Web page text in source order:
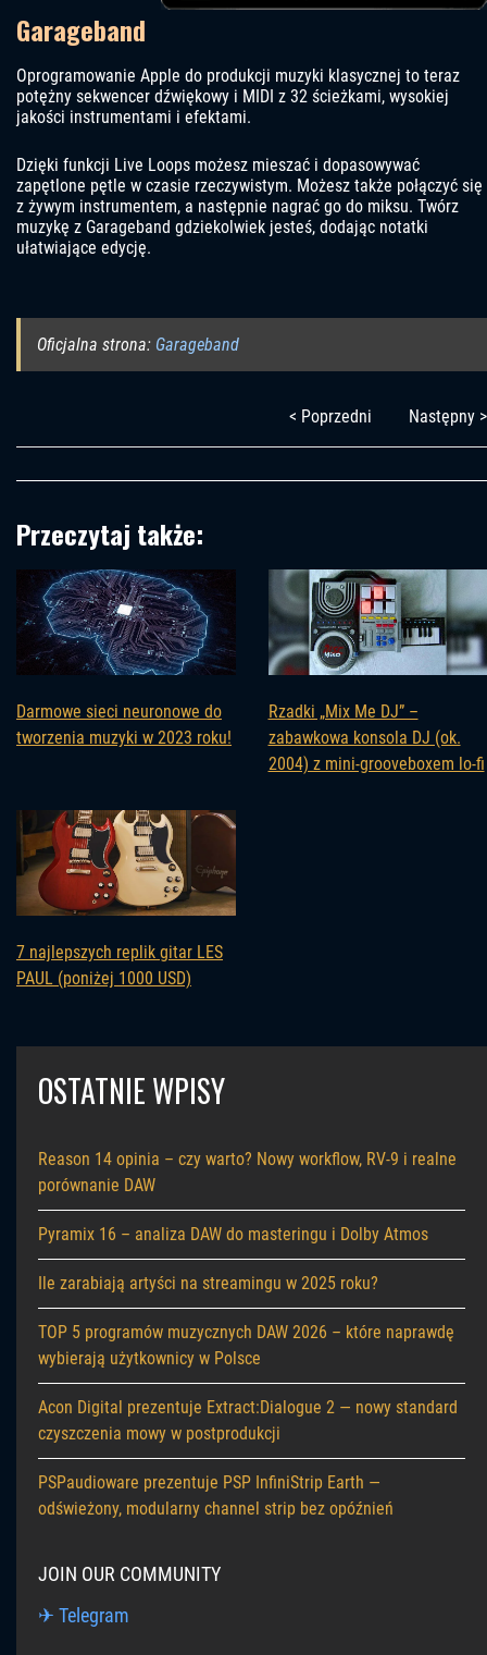
Garageband
Oprogramowanie Apple do produkcji muzyki klasycznej to teraz
potężny sekwencer dźwiękowy i MIDI z 32 ścieżkami, wysokiej
jakości instrumentami i efektami.
Dzięki funkcji Live Loops możesz mieszać i dopasowywać
zapętlone pętle w czasie rzeczywistym. Możesz także połączyć się
z żywym instrumentem, a następnie nagrać go do miksu. Twórz
muzykę z Garageband gdziekolwiek jesteś, dodając notatki
ułatwiające edycję.
Oficjalna strona: Garageband
< Poprzedni Następny >
Przeczytaj także:
Darmowe sieci neuronowe do
tworzenia muzyki w 2023 roku!
Rzadki „Mix Me DJ” –
zabawkowa konsola DJ (ok.
2004) z mini-grooveboxem lo-fi
7 najlepszych replik gitar LES
PAUL (poniżej 1000 USD)
OSTATNIE WPISY
Reason 14 opinia – czy warto? Nowy workflow, RV-9 i realne
porównanie DAW
Pyramix 16 – analiza DAW do masteringu i Dolby Atmos
Ile zarabiają artyści na streamingu w 2025 roku?
TOP 5 programów muzycznych DAW 2026 – które naprawdę
wybierają użytkownicy w Polsce
Acon Digital prezentuje Extract:Dialogue 2 — nowy standard
czyszczenia mowy w postprodukcji
PSPaudioware prezentuje PSP InfiniStrip Earth —
odświeżony, modularny channel strip bez opóźnień
JOIN OUR COMMUNITY
✈ Telegram